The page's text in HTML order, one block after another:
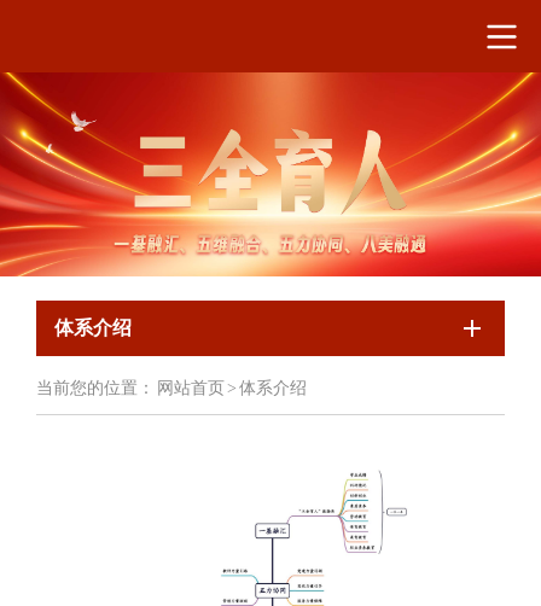
体系介绍
当前您的位置： 网站首页> 体系介绍